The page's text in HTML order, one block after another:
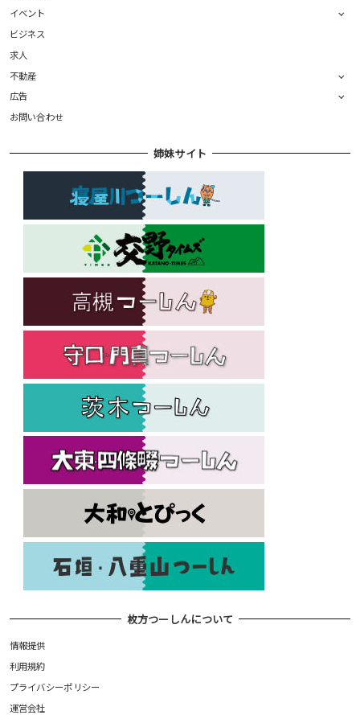
イベント
ビジネス
求人
不動産
広告
お問い合わせ
姉妹サイト
枚方つーしんについて
情報提供
利用規約
プライバシーポリシー
運営会社